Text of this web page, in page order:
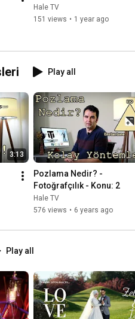
Hale TV
151 views • 1 year ago
Play all
3:13
Pozlama Nedir? -
Fotoğrafçılık - Konu: 2
Hale TV
576 views • 6 years ago
Play all